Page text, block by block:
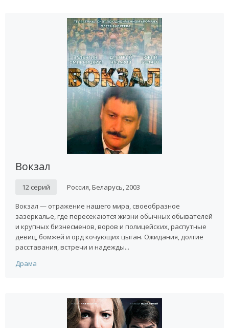
Вокзал
12 серий Россия, Беларусь, 2003
Вокзал — отражение нашего мира, своеобразное
зазеркалье, где пересекаются жизни обычных обывателей
и крупных бизнесменов, воров и полицейских, распутные
девиц, бомжей и орд кочующих цыган. Ожидания, долгие
расставания, встречи и надежды...
Драма